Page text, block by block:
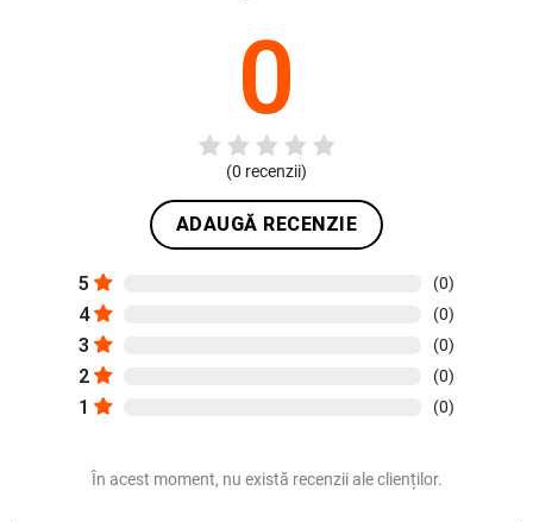
0
(0 recenzii)
ADAUGĂ RECENZIE
5 (0)
4 (0)
3 (0)
2 (0)
1 (0)
În acest moment, nu există recenzii ale clienților.